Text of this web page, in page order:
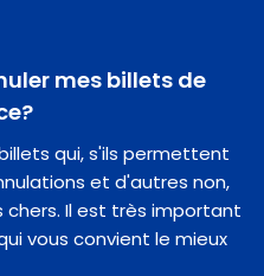
mes billets de
qui, s'ils permettent
et d'autres non,
Il est très important
vous convient le mieux